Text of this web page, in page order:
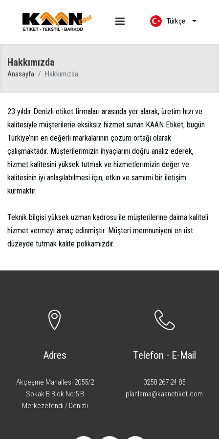
Türkçe
Hakkımızda
Anasayfa Hakkımızda
23 yıldır Denizli etiket firmaları arasında yer alarak, üretim hızı ve
kalitesiyle müşterilerie eksiksiz hizmet sunan KAAN Etiket, bugün
Türkiye’nin en değerli markalarının çözüm ortağı olarak
çalışmaktadır. Müşterilerimizin ihyaçlarını doğru analiz ederek,
hizmet kalitesini yüksek tutmak ve hizmetlerimizin değer ve
kalitesinin iyi anlaşılabilmesi için, etkin ve samimi bir iletişim
kurmaktır.
Teknik bilgisi yüksek uzman kadrosu ile müşterilerine daima kaliteli
hizmet vermeyi amaç edinmiştir. Müşteri memnuniyeni en üst
düzeyde tutmak kalite polikamızdır.
Adres
Akçeşme Mahallesi 2055/2
Sokak B Blok No:5 B
Merkezefendi / Denizli
Telefon - E-Mail
0258 267 24 85
planlama@kaanetiket.com